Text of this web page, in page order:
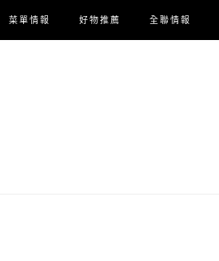
菜單情報 好物推薦 全聯情報